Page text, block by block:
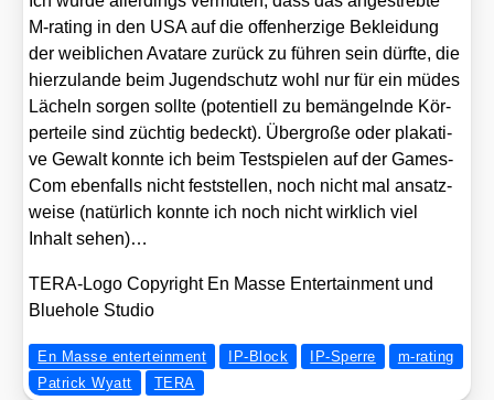
M‑rating in den USA auf die offen­her­zi­ge Beklei­dung
der weib­li­chen Ava­tare zurück zu füh­ren sein dürf­te, die
hier­zu­lan­de beim Jugend­schutz wohl nur für ein müdes
Lächeln sor­gen soll­te (poten­ti­ell zu bemän­geln­de Kör­
per­tei­le sind züch­tig bedeckt). Über­gro­ße oder pla­ka­ti­
ve Gewalt konn­te ich beim Test­spie­len auf der Games­
Com eben­falls nicht fest­stel­len, noch nicht mal ansatz­
wei­se (natür­lich konn­te ich noch nicht wirk­lich viel
Inhalt sehen)…
TERA-Logo Copy­right En Mas­se Enter­tain­ment und
Blue­hole Stu­dio
En Masse enterteinment IP-Block IP-Sperre
m-rating
Patrick Wyatt
TERA